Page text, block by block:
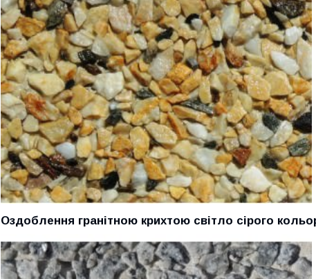
Оздоблення гранітною крихтою світло сірого